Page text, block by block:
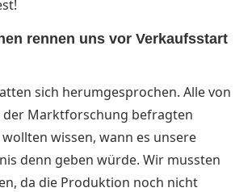
rennen uns vor Verkaufsstart
sich herumgesprochen. Alle von
der Marktforschung befragten
wissen, wann es unsere
denn geben würde. Wir mussten
da die Produktion noch nicht